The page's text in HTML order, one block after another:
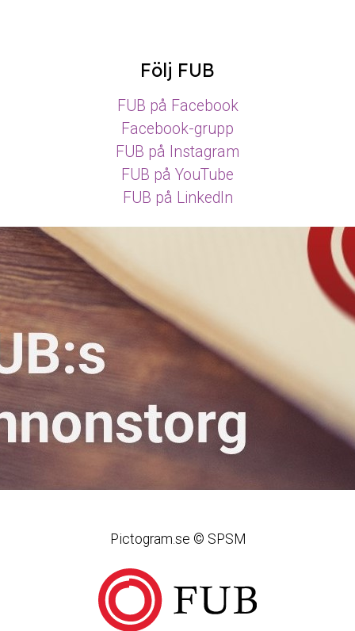
Följ FUB
FUB på Facebook
Facebook-grupp
FUB på Instagram
FUB på YouTube
FUB på LinkedIn
Pictogram.se © SPSM